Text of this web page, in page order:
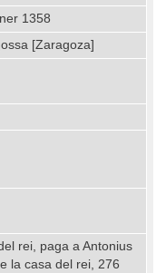
1358
[Zaragoza]
rei, paga a Antonius
la casa del rei, 276